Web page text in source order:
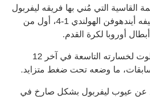
القاسية التي مُني بها فريقه ليفربول
الإنجليزي أمام ضيفه أيندهوفن الهولندي 1-4، أول من
أوروبا لكرة القدم.
وتعرّض فريق سلوت لخسارته التاسعة في آخر 12
ما وضعه تحت ضغط متزايد.
عن عيوب ليفربول بشكل صارخ في